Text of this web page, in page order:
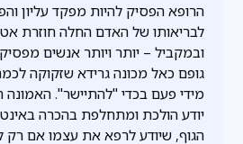
הרופא הפסיק להיות מפקד עליון
לבריאותו של האדם החלה חוזרת אט
ובמקביל – יותר ויותר אנשים
גופם כאל מכונה גרידא שזקוקה
מידי פעם בכדי "להתיישר". האמונה
יודע הולכת ומתחלפת בהכרה
הגוף, שיודע לרפא את עצמו אם רק